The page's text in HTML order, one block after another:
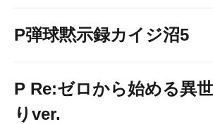
P弾球黙示録カイジ沼5
P Re:ゼロから始める異
りver.